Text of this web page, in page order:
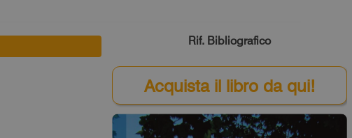
Rif. Bibliografico
Acquista il libro da qui!